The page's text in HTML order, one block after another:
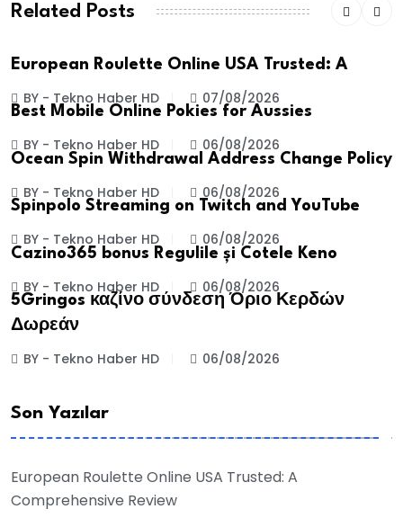
Related Posts
European Roulette Online USA Trusted: A
BY - Tekno Haber HD 07/08/2026
Best Mobile Online Pokies for Aussies
BY - Tekno Haber HD 06/08/2026
Ocean Spin Withdrawal Address Change Policy
BY - Tekno Haber HD 06/08/2026
Spinpolo Streaming on Twitch and YouTube
BY - Tekno Haber HD 06/08/2026
Cazino365 bonus Regulile și Cotele Keno
BY - Tekno Haber HD 06/08/2026
5Gringos καζίνο σύνδεση Όριο Κερδών
Δωρεάν
BY - Tekno Haber HD 06/08/2026
Son Yazılar
European Roulette Online USA Trusted: A
Comprehensive Review